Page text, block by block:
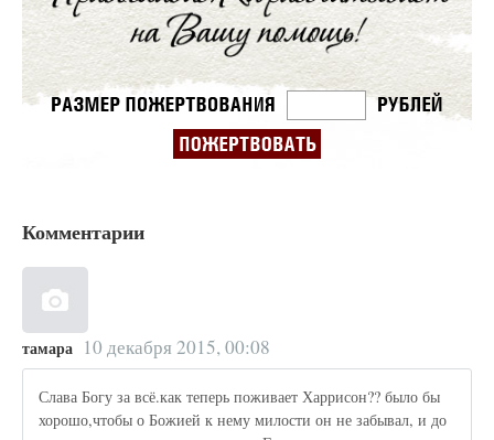
Комментарии
тамара 10 декабря 2015, 00:08
Слава Богу за всё.как теперь поживает Харрисон?? было бы
хорошо,чтобы о Божией к нему милости он не забывал, и до